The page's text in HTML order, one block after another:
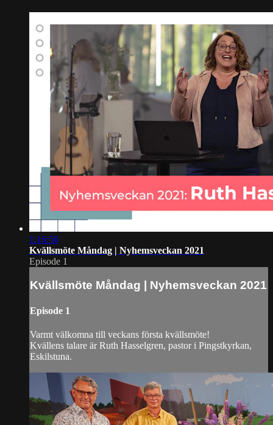
1:16:50
Kvällsmöte Måndag | Nyhemsveckan 2021
Episode 1
Kvällsmöte Måndag | Nyhemsveckan 2021
Episode 1
Varmt välkomna till veckans första kvällsmöte!
Kvällens talare är Ruth Hasselgren, pastor i Pingstkyrkan,
Eskilstuna.